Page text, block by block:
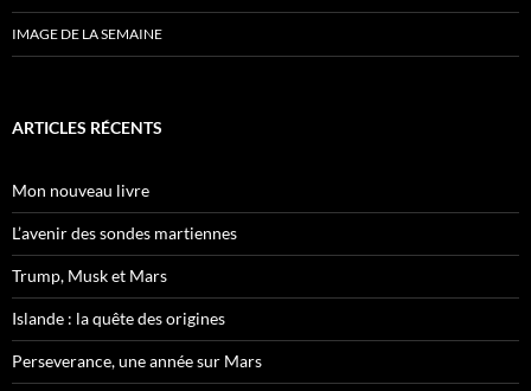
IMAGE DE LA SEMAINE
ARTICLES RÉCENTS
Mon nouveau livre
L’avenir des sondes martiennes
Trump, Musk et Mars
Islande : la quête des origines
Perseverance, une année sur Mars